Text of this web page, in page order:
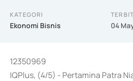
KATEGORI
Ekonomi Bisnis 04
12350969
IQPlus, (4/5) - Pertamina Patra